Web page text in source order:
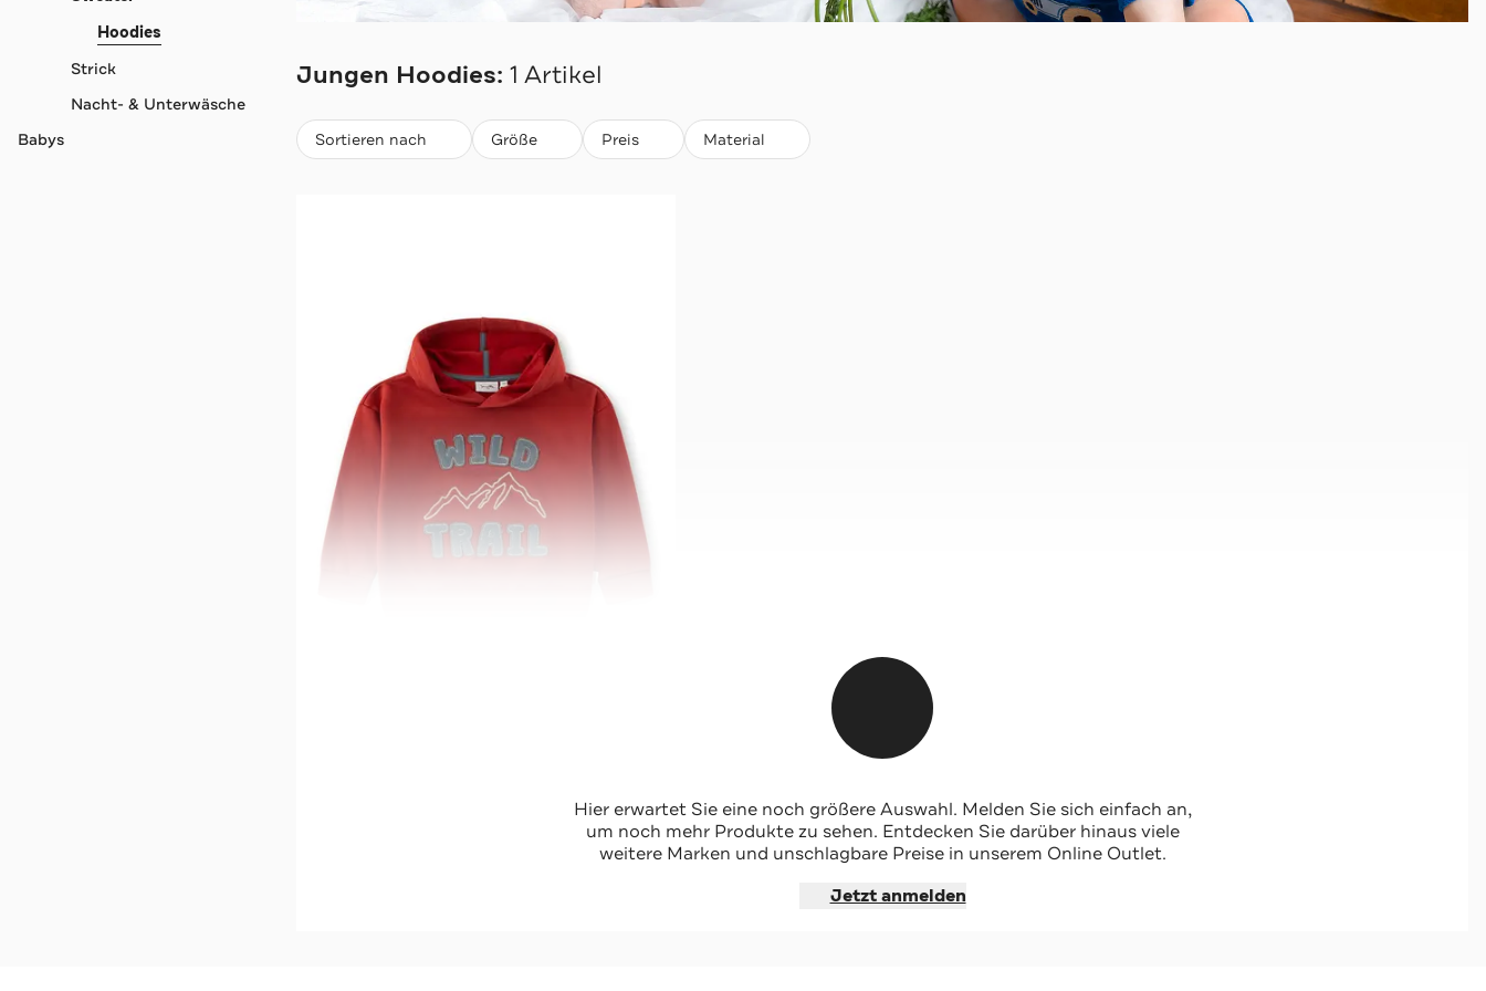
Jungen Hoodies: 1 Artikel
Hoodies
Strick
Nacht- & Unterwäsche
Babys
Sortieren nach
Beliebteste Größe Preis Material
Hier erwartet Sie eine noch größere Auswahl. Melden Sie sich einfach an,
um noch mehr Produkte zu sehen. Entdecken Sie darüber hinaus viele
weitere Marken und unschlagbare Preise in unserem Online Outlet.
Jetzt anmelden